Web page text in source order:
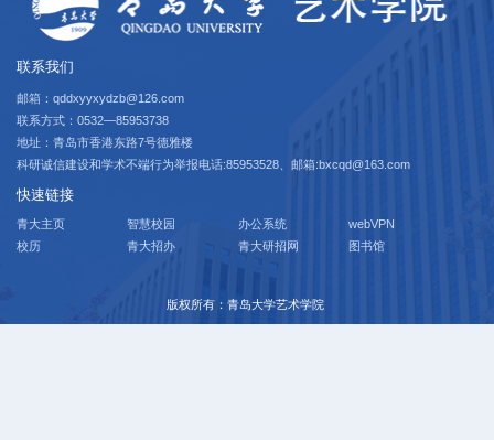
联系我们
邮箱：qddxyyxydzb@126.com
联系方式：0532—85953738
地址：青岛市香港东路7号德雅楼
科研诚信建设和学术不端行为举报电话:85953528、邮箱:bxcqd@163.com
快速链接
青大主页 智慧校园 办公系统
webVPN
校历
青大招办 青大研招网 图书馆
版权所有：青岛大学艺术学院